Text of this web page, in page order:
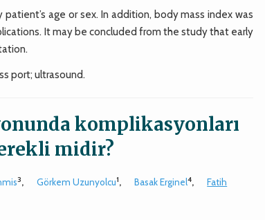
age or sex. In addition, body mass index was
It may be concluded from the study that early
port; ultrasound.
komplikasyonları
midir?
3, Görkem Uzunyolcu1, Basak Erginel4,
Fatih